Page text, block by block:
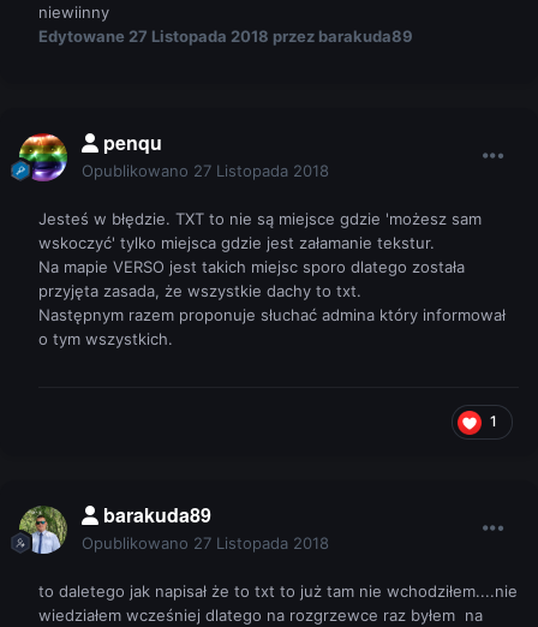
niewiinny
Edytowane 27 Listopada 2018 przez barakuda89
penqu
Opublikowano 27 Listopada 2018
Jesteś w błędzie. TXT to nie są miejsce gdzie 'możesz sam
wskoczyć' tylko miejsca gdzie jest załamanie tekstur.
Na mapie VERSO jest takich miejsc sporo dlatego została
przyjęta zasada, że wszystkie dachy to txt.
Następnym razem proponuje słuchać admina który informował
o tym wszystkich.
1
barakuda89
Opublikowano 27 Listopada 2018
to daletego jak napisał że to txt to już tam nie wchodziłem....nie
wiedziałem wcześniej dlatego na rozgrzewce raz byłem na